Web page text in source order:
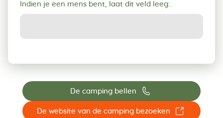
Indien je een mens bent, laat dit veld leeg:.
De camping bellen 📞
De website van de camping bezoeken ☐